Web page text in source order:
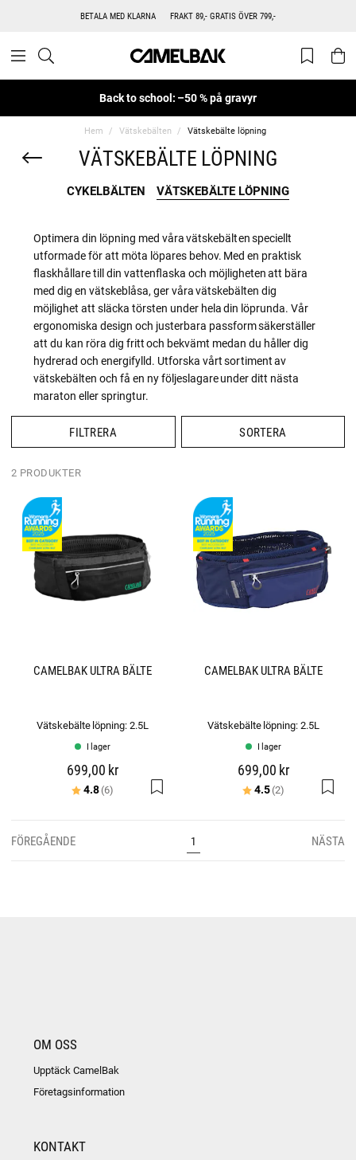
BETALA MED KLARNA FRAKT 89,- GRATIS ÖVER 799,-
Back to school: –50 % på gravyr
Hem Vätskebälten Vätskebälte löpning
VÄTSKEBÄLTE LÖPNING
CYKELBÄLTEN VÄTSKEBÄLTE LÖPNING
Optimera din löpning med våra vätskebälten speciellt
utformade för att möta löpares behov. Med en praktisk
flaskhållare till din vattenflaska och möjligheten att bära
med dig en vätskeblåsa, ger våra vätskebälten dig
möjlighet att släcka törsten under hela din löprunda. Vår
ergonomiska design och justerbara passform säkerställer
att du kan röra dig fritt och bekvämt medan du håller dig
hydrerad och energifylld. Utforska vårt sortiment av
vätskebälten och få en ny följeslagare under ditt nästa
maraton eller springtur.
FILTRERA SORTERA
2 PRODUKTER
CAMELBAK ULTRA BÄLTE
Vätskebälte löpning: 2.5L
I lager
699,00 kr
Betyg:
4.8(6) utav 5 stjärnor
CAMELBAK ULTRA BÄLTE
Vätskebälte löpning: 2.5L
I lager
699,00 kr
Betyg:
4.5(2) utav 5
FÖREGÅENDE 1 NÄSTA
OM OSS
Upptäck CamelBak
Företagsinformation
KONTAKT